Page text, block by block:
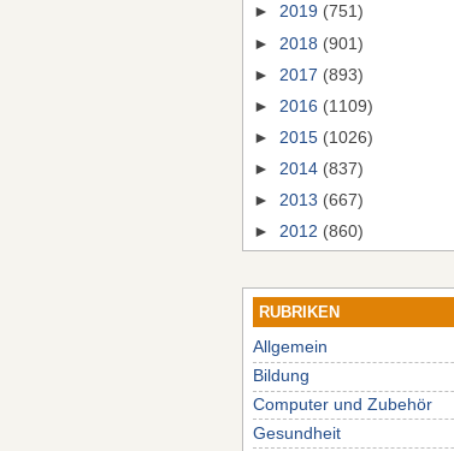
► 2019 (751)
► 2018 (901)
► 2017 (893)
► 2016 (1109)
► 2015 (1026)
► 2014 (837)
► 2013 (667)
► 2012 (860)
RUBRIKEN
Allgemein
Bildung
Computer und Zubehör
Gesundheit